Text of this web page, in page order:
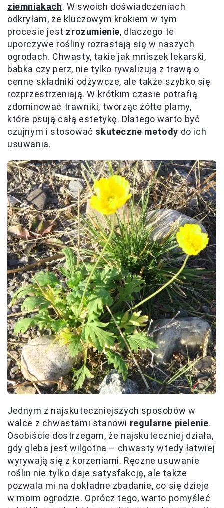
ziemniakach. W swoich doświadczeniach
odkryłam, że kluczowym krokiem w tym
procesie jest zrozumienie, dlaczego te
uporczywe rośliny rozrastają się w naszych
ogrodach. Chwasty, takie jak mniszek lekarski,
babka czy perz, nie tylko rywalizują z trawą o
cenne składniki odżywcze, ale także szybko się
rozprzestrzeniają. W krótkim czasie potrafią
zdominować trawniki, tworząc żółte plamy,
które psują całą estetykę. Dlatego warto być
czujnym i stosować skuteczne metody do ich
usuwania.
Jednym z najskuteczniejszych sposobów w
walce z chwastami stanowi regularne pielenie.
Osobiście dostrzegam, że najskuteczniej działa,
gdy gleba jest wilgotna – chwasty wtedy łatwiej
wyrywają się z korzeniami. Ręczne usuwanie
roślin nie tylko daje satysfakcję, ale także
pozwala mi na dokładne zbadanie, co się dzieje
w moim ogrodzie. Oprócz tego, warto pomyśleć